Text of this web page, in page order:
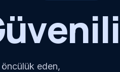
eden,